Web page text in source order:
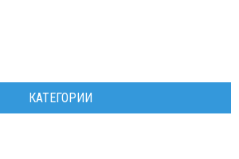
КАТЕГОРИИ